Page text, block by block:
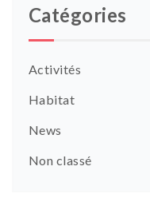
Catégories
Activités
Habitat
News
Non classé